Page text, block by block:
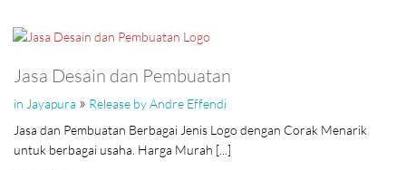
Jasa Desain dan Pembuatan
in Jayapura » Release by Andre Effendi
Jasa dan Pembuatan Berbagai Jenis Logo dengan Corak Menarik
untuk berbagai usaha. Harga Murah [...]